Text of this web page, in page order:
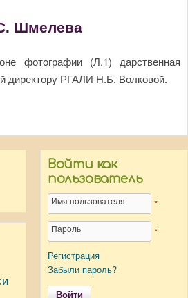
Шмелева
фотографии (Л.1) дарственная
директору РГАЛИ Н.Б. Волковой.
Войти как
пользователь
Имя пользователя *
Пароль
*
Регистрация
Забыли пароль?